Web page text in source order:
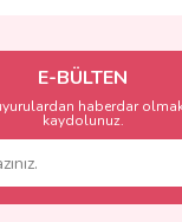
Yorum Yaz
iletebilirsiniz.
için teşekkür ederiz.
eksik bilgiler
hatalar bulunuyor.
E-BÜLTEN
haberdar
kaydolunuz.